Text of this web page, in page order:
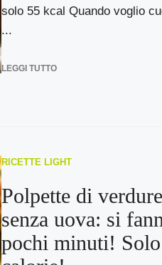
solo 55 kcal Quando voglio
...
LEGGI TUTTO
RICETTE LIGHT
Polpette di verdure
senza uova: si
pochi minuti!